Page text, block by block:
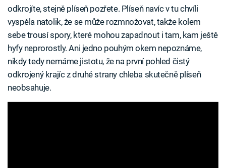
odkrojíte, stejně plíseň pozřete. Plíseň navíc v tu chvíli
vyspěla natolik, že se může rozmnožovat, takže kolem
sebe trousí spory, které mohou zapadnout i tam, kam ještě
hyfy neprorostly. Ani jedno pouhým okem nepoznáme,
nikdy tedy nemáme jistotu, že na první pohled čistý
odkrojený krajíc z druhé strany chleba skutečně plíseň
neobsahuje.